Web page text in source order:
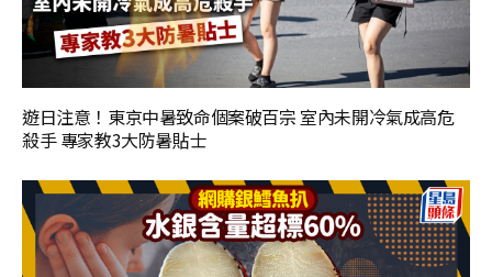
遊日注意！東京中暑致命個案破百宗 室內未開冷氣成高危
殺手 專家教3大防暑貼士